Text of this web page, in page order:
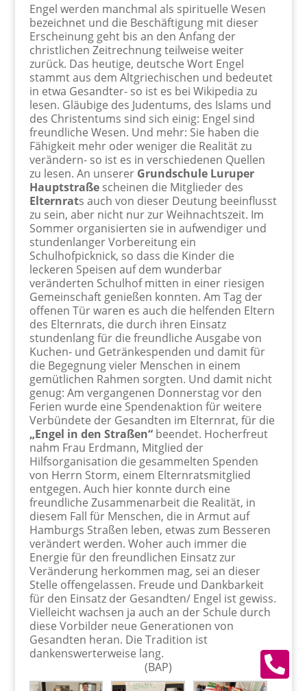
Engel werden manchmal als spirituelle Wesen
bezeichnet und die Beschäftigung mit dieser
Erscheinung geht bis an den Anfang der
christlichen Zeitrechnung teilweise weiter
zurück. Das heutige, deutsche Wort Engel
stammt aus dem Altgriechischen und bedeutet
in etwa Gesandter- so ist es bei Wikipedia zu
lesen. Gläubige des Judentums, des Islams und
des Christentums sind sich einig: Engel sind
freundliche Wesen. Und mehr: Sie haben die
Fähigkeit mehr oder weniger die Realität zu
verändern- so ist es in verschiedenen Quellen
zu lesen. An unserer Grundschule Luruper
Hauptstraßescheinen die Mitglieder des
Elternrats auch von dieser Deutung beeinflusst
zu sein, aber nicht nur zur Weihnachtszeit. Im
Sommer organisierten sie in aufwendiger und
stundenlanger Vorbereitung ein
Schulhofpicknick, so dass die Kinder die
leckeren Speisen auf dem wunderbar
veränderten Schulhof mitten in einer riesigen
Gemeinschaft genießen konnten. Am Tag der
offenen Tür waren es auch die helfenden Eltern
des Elternrats, die durch ihren Einsatz
stundenlang für die freundliche Ausgabe von
Kuchen- und Getränkespenden und damit für
die Begegnung vieler Menschen in einem
gemütlichen Rahmen sorgten. Und damit nicht
genug: Am vergangenen Donnerstag vor den
Ferien wurde eine Spendenaktion für weitere
Verbündete der Gesandten im Elternrat, für die
„Engel in den Straßen“beendet. Hocherfreut
nahm Frau Erdmann, Mitglied der
Hilfsorganisation die gesammelten Spenden
von Herrn Storm, einem Elternratsmitglied
entgegen. Auch hier konnte durch eine
freundliche Zusammenarbeit die Realität, in
diesem Fall für Menschen, die in Armut auf
Hamburgs Straßen leben, etwas zum Besseren
verändert werden. Woher auch immer die
Energie für den freundlichen Einsatz zur
Veränderung herkommen mag, sei an dieser
Stelle offengelassen. Freude und Dankbarkeit
für den Einsatz der Gesandten/ Engel ist gewiss.
Vielleicht wachsen ja auch an der Schule durch
diese Vorbilder neue Generationen von
Gesandten heran. Die Tradition ist
dankenswerterweise lang.
(BAP)
